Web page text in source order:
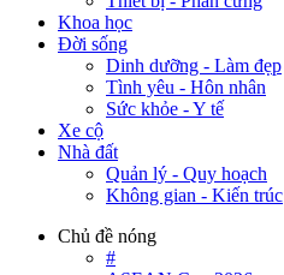
Khoa học
Đời sống
Dinh dưỡng - Làm đẹp
Tình yêu - Hôn nhân
Sức khỏe - Y tế
Xe cộ
Nhà đất
Quản lý - Quy hoạch
Không gian - Kiến trúc
Chủ đề nóng
#